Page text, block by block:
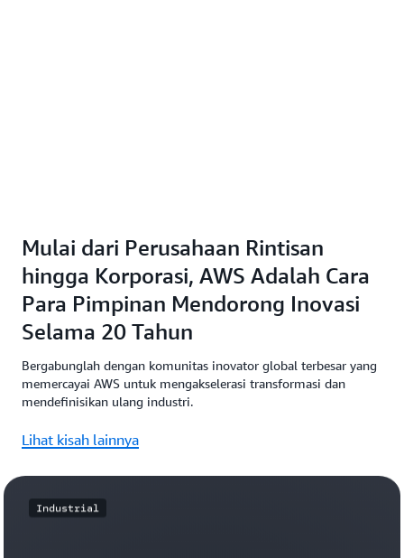
Mulai dari Perusahaan Rintisan
hingga Korporasi, AWS Adalah Cara
Para Pimpinan Mendorong Inovasi
Selama 20 Tahun
Bergabunglah dengan komunitas inovator global terbesar yang
memercayai AWS untuk mengakselerasi transformasi dan
mendefinisikan ulang industri.
Lihat kisah lainnya
Industrial